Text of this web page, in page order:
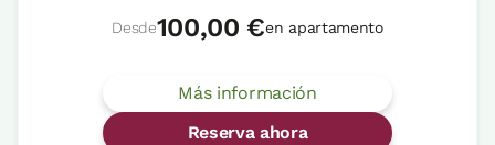
Desde100,00 €en apartamento
Más información
Reserva ahora